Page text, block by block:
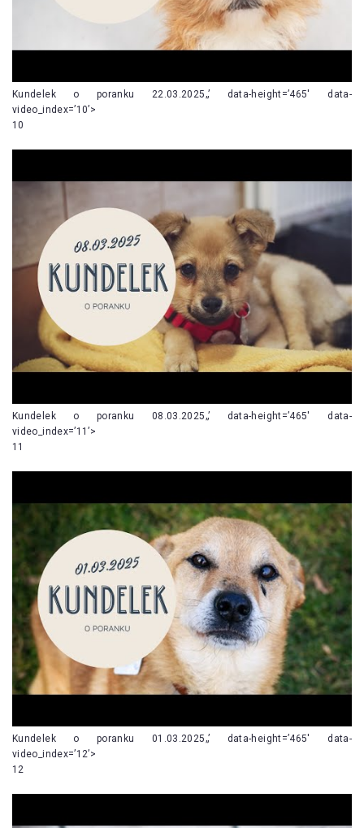
Kundelek o poranku 22.03.2025„’ data-height=’465′ data-
video_index=’10’>
10
Kundelek o poranku 08.03.2025„’ data-height=’465′ data-
video_index=’11’>
11
Kundelek o poranku 01.03.2025„’ data-height=’465′ data-
video_index=’12’>
12